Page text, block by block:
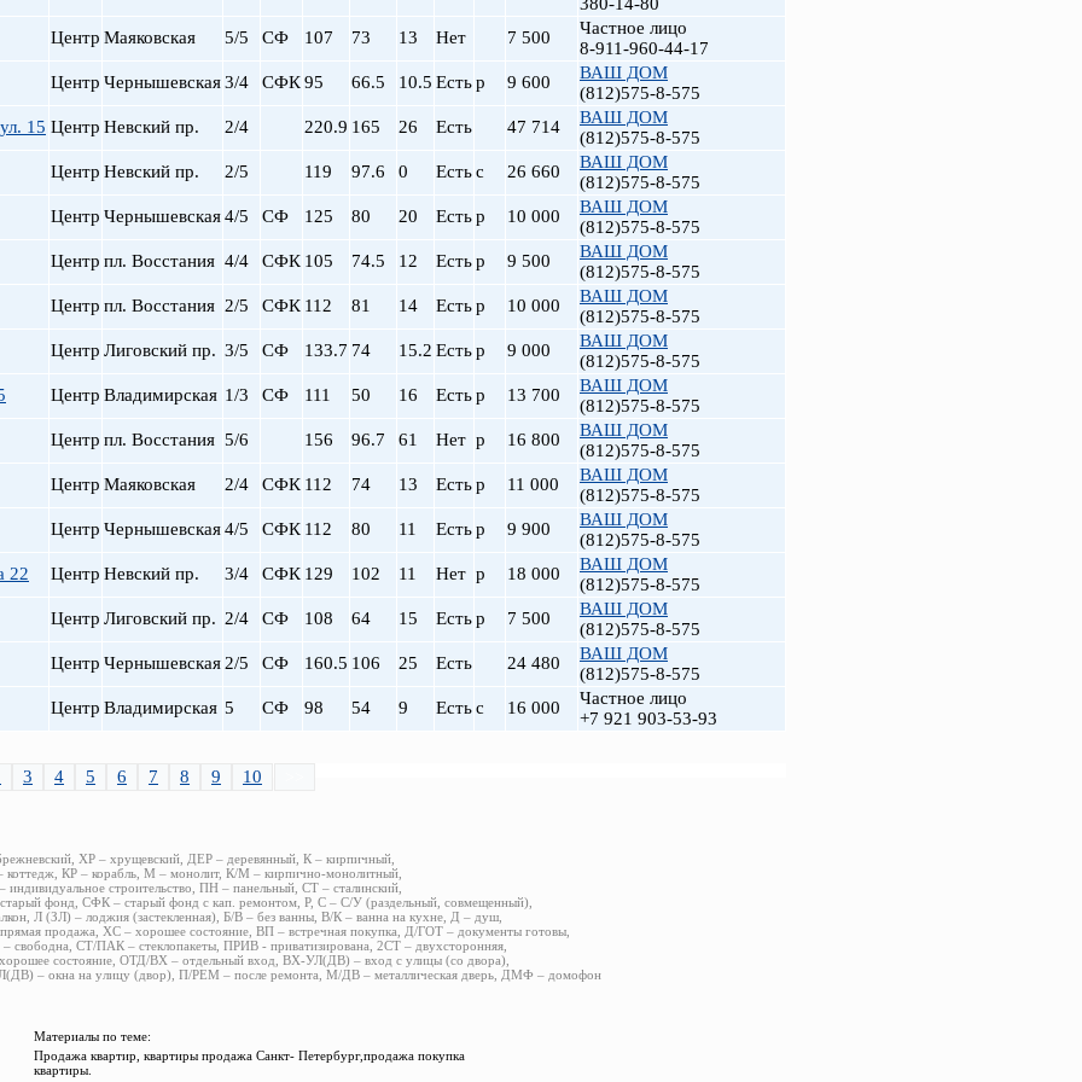
Центр Маяковская 5/5 СФ 107 73 13 Нет 7 500
Частное лицо
8-911-960-44-17
Центр Чернышевская3/4 СФК95 66.5 10.5 Естьр 9 600
ВАШ ДОМ
(812)575-8-575
15 Центр Невский пр. 2/4 220.9 165 26 Есть 47 714
ВАШ ДОМ
(812)575-8-575
Центр Невский пр. 2/5 119 97.6 0 Естьс 26 660
ВАШ ДОМ
(812)575-8-575
Центр Чернышевская4/5 СФ 125 80 20 Естьр 10 000
ВАШ ДОМ
(812)575-8-575
Центр пл. Восстания 4/4 СФК 105 74.5 12 Естьр 9 500
ВАШ ДОМ
(812)575-8-575
Центр пл. Восстания 2/5 СФК 112 81 14 Естьр 10 000
ВАШ ДОМ
(812)575-8-575
Центр Лиговский пр. 3/5 СФ 133.7 74 15.2 Естьр 9 000
ВАШ ДОМ
(812)575-8-575
Центр Владимирская 1/3 СФ 111 50 16 Естьр 13 700
ВАШ ДОМ
(812)575-8-575
Центр пл. Восстания 5/6 156 96.7 61 Нет р 16 800
ВАШ ДОМ
(812)575-8-575
Центр Маяковская 2/4 СФК 112 74 13 Естьр 11 000
ВАШ ДОМ
(812)575-8-575
Центр Чернышевская4/5 СФК 112 80 11 Естьр 9 900
ВАШ ДОМ
(812)575-8-575
22
Центр Невский пр. 3/4 СФК 129 102 11 Нет р 18 000
ВАШ ДОМ
(812)575-8-575
Центр Лиговский пр. 2/4 СФ 108 64 15 Естьр 7 500
ВАШ ДОМ
(812)575-8-575
Центр Чернышевская 2/5 СФ 160.5 106 25 Есть 24 480
ВАШ ДОМ
(812)575-8-575
Центр Владимирская 5 СФ 98 54 9 Естьс 16 000
Частное лицо
+7 921 903-53-93
3 4 5 6 7 8 9 10
ХР – хрущевский, ДЕР – деревянный, К – кирпичный,
КР – корабль, М – монолит, К/М – кирпично-монолитный,
строительство, ПН – панельный, СТ – сталинский,
фонд, СФК – старый фонд с кап. ремонтом, Р, С – С/У (раздельный, совмещенный),
Л (ЗЛ) – лоджия (застекленная), Б/В – без ванны, В/К – ванна на кухне, Д – душ,
продажа, ХС – хорошее состояние, ВП – встречная покупка, Д/ГОТ – документы готовы,
свободна, СТ/ПАК – стеклопакеты, ПРИВ - приватизирована, 2СТ – двухсторонняя,
состояние, ОТД/ВХ – отдельный вход, ВХ-УЛ(ДВ) – вход с улицы (со двора),
– окна на улицу (двор), П/РЕМ – после ремонта, М/ДВ – металлическая дверь, ДМФ – домофон
Материалы по теме:
Продажа квартир, квартиры продажа Санкт- Петербург,продажа покупка
квартиры.